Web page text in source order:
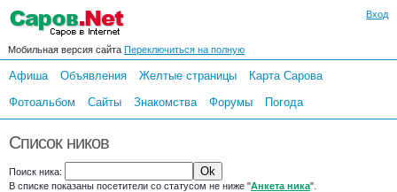
Вход
Мобильная версия сайта Переключиться на полную
Афиша Объявления Желтые страницы
Карта Сарова
Фотоальбом
Сайты Знакомства Форумы Погода
Список ников
Поиск ника:
В списке показаны посетители со статусом не ниже "Анкета ника".